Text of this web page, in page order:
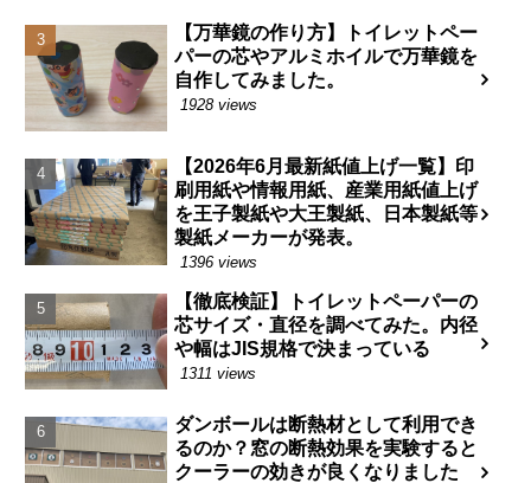
【万華鏡の作り方】トイレットペー
パーの芯やアルミホイルで万華鏡を
自作してみました。
1928 views
【2026年6月最新紙値上げ一覧】印
刷用紙や情報用紙、産業用紙値上げ
を王子製紙や大王製紙、日本製紙等
製紙メーカーが発表。
1396 views
【徹底検証】トイレットペーパーの
芯サイズ・直径を調べてみた。内径
や幅はJIS規格で決まっている
1311 views
ダンボールは断熱材として利用でき
るのか？窓の断熱効果を実験すると
クーラーの効きが良くなりました